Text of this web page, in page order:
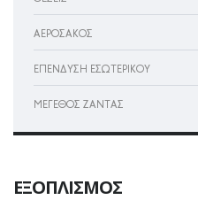
ΑΕΡΌΣΑΚΌΣ
ΕΠΈΝΔΥΣΗ ΕΣΩΤΕΡΙΚΟΎ
ΜΈΓΕΘΟΣ ΖΆΝΤΑΣ
ΕΞΟΠΛΙΣΜΌΣ